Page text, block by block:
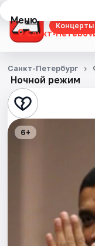
Концерты
Меню
Санкт-
Концерты
Театр
Стендап
Ночной режим
Санкт-Петербург
6+